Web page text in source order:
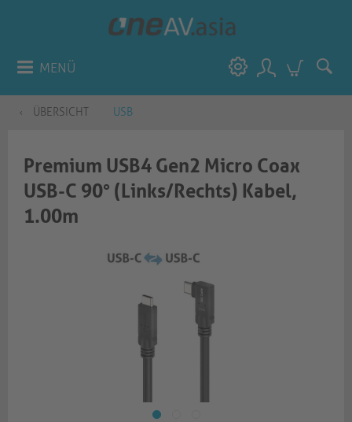
MENÜ
ÜBERSICHT USB
Premium USB4 Gen2 Micro Coax
USB-C 90° (Links/Rechts) Kabel,
1.00m